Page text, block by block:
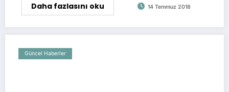
Daha fazlasını oku 14 Temmuz 2018
Güncel Haberler